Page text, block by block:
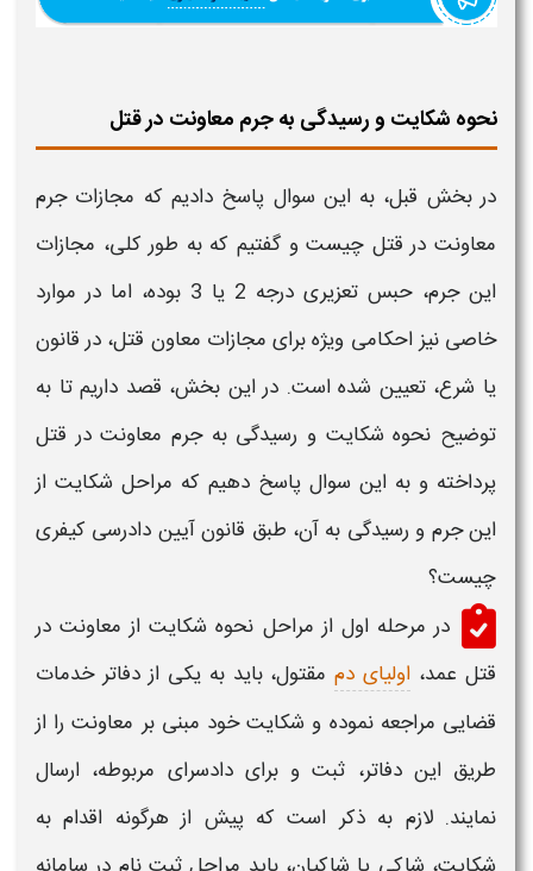
نحوه شکایت و رسیدگی به جرم معاونت در قتل
در بخش قبل، به این سوال پاسخ دادیم که مجازات جرم
معاونت در قتل چیستو گفتیم که به طور کلی، مجازات
این جرم،
حبس تعزیری درجه 2 یا 3 بوده، اما در موارد
خاصی نیز احکامی ویژه برای مجازات معاون قتل، در قانون
یا شرع، تعیین شده است. در این بخش، قصد داریم تا به
توضیح نحوه شکایت و رسیدگی بهجرم معاونت در قتل
پرداخته و به این سوال پاسخ دهیم که مراحل شکایت از
این جرم و رسیدگی به آن، طبق قانون آیین دادرسی کیفری
چیست؟
در مرحله اول از مراحل نحوه شکایت از معاونت در
قتل عمد، اولیای دممقتول، باید به یکی از دفاتر خدمات
قضایی مراجعه نموده و شکایت خود مبنی بر معاونت را از
طریق این دفاتر، ثبت و برای دادسرای مربوطه، ارسال
نمایند. لازم به ذکر است که پیش از هرگونه اقدام به